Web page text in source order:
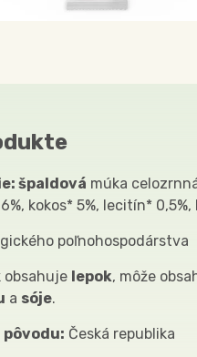
špaldová múka
kokos* 5%, lecitín*
poľnohospodárstva
obsahuje lepok, môže
a sóje.
pôvodu: Česká republika